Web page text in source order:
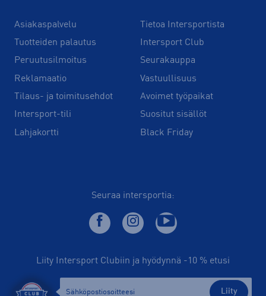
Asiakaspalvelu
Tuotteiden palautus
Peruutusilmoitus
Reklamaatio
Tilaus- ja toimitusehdot
Intersport-tili
Lahjakortti
Tietoa Intersportista
Intersport Club
Seurakauppa
Vastuullisuus
Avoimet työpaikat
Suositut sisällöt
Black Friday
Seuraa intersportia:
Liity Intersport Clubiin ja hyödynnä -10 % etusi
Liity